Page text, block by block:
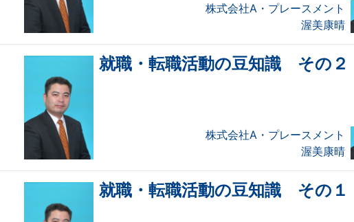
株式会社A・プレースメント
渥美康晴
就職・転職活動の豆知識 その２
株式会社A・プレースメント
渥美康晴
就職・転職活動の豆知識 その１